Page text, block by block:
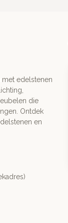
edelstenen
die
Ontdek
en